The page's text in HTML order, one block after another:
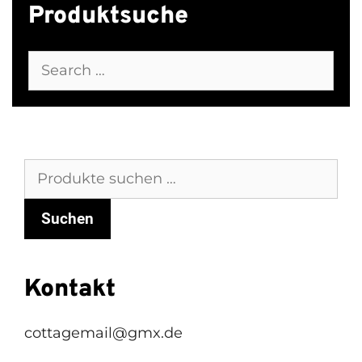
Produktsuche
for:
nach:
Suchen
Kontakt
cottagemail@gmx.de